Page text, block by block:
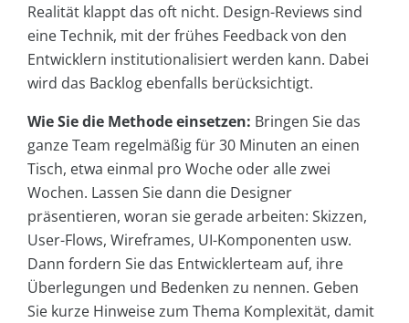
Realität klappt das oft nicht. Design-Reviews sind
eine Technik, mit der frühes Feedback von den
Entwicklern institutionalisiert werden kann. Dabei
wird das Backlog ebenfalls berücksichtigt.
Wie Sie die Methode einsetzen: Bringen Sie das
ganze Team regelmäßig für 30 Minuten an einen
Tisch, etwa einmal pro Woche oder alle zwei
Wochen. Lassen Sie dann die Designer
präsentieren, woran sie gerade arbeiten: Skizzen,
User-Flows, Wireframes, UI-Komponenten usw.
Dann fordern Sie das Entwicklerteam auf, ihre
Überlegungen und Bedenken zu nennen. Geben
Sie kurze Hinweise zum Thema Komplexität, damit